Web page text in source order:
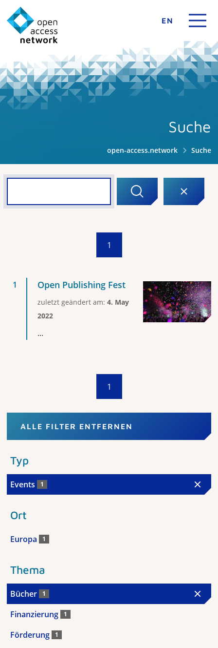
EN
Suche
open-access.network Suche
1
Open Publishing Fest
zuletzt geändert am: 4. May
2022
...
1
ALLE FILTER ENTFERNEN
Typ
Events 1
Ort
Europa 1
Thema
Bücher 1
Finanzierung 1
Förderung 1